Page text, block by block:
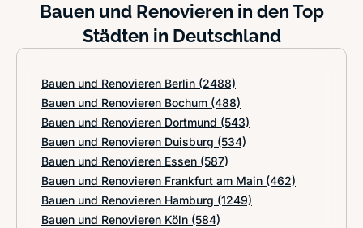
Bauen und Renovieren in den Top
Städten in Deutschland
Bauen und Renovieren Berlin (2488)
Bauen und Renovieren Bochum (488)
Bauen und Renovieren Dortmund (543)
Bauen und Renovieren Duisburg (534)
Bauen und Renovieren Essen (587)
Bauen und Renovieren Frankfurt am Main (462)
Bauen und Renovieren Hamburg (1249)
Bauen und Renovieren Köln (584)